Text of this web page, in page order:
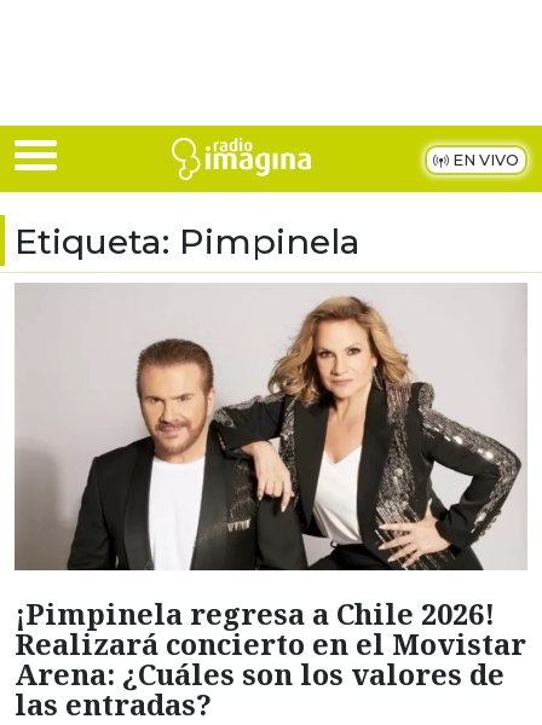
EN VIVO
Etiqueta: Pimpinela
¡Pimpinela regresa a Chile 2026!
Realizará concierto en el Movistar
Arena: ¿Cuáles son los valores de
las entradas?